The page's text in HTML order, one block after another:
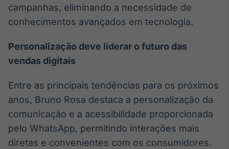
campanhas, eliminando a necessidade de
conhecimentos avançados em tecnologia.
Personalização deve liderar o futuro das
vendas digitais
Entre as principais tendências para os próximos
anos, Bruno Rosa destaca a personalização da
comunicação e a acessibilidade proporcionada
pelo WhatsApp, permitindo interações mais
diretas e convenientes com os consumidores.